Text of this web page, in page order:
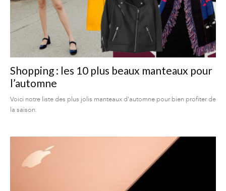
Shopping : les 10 plus beaux manteaux pour
l’automne
Voici notre liste des plus jolis manteaux d'automne pour bien profiter de
la saison.